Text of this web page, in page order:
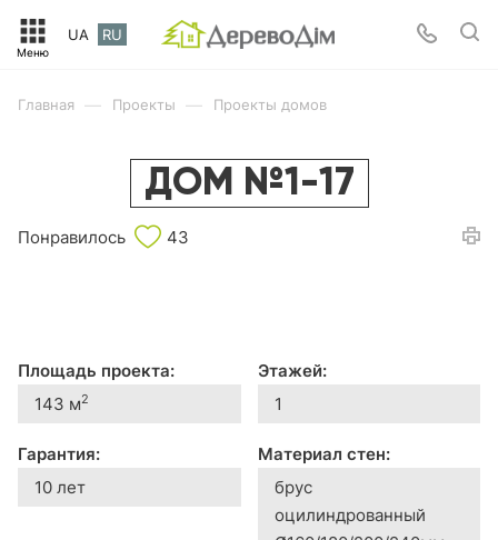
UA RU
Главная — Проекты — Проекты домов
ДОМ №1-17
Понравилось 43
Площадь проекта:
143 м2
Этажей:
1
Гарантия:
10 лет
Материал стен:
брус
оцилиндрованный